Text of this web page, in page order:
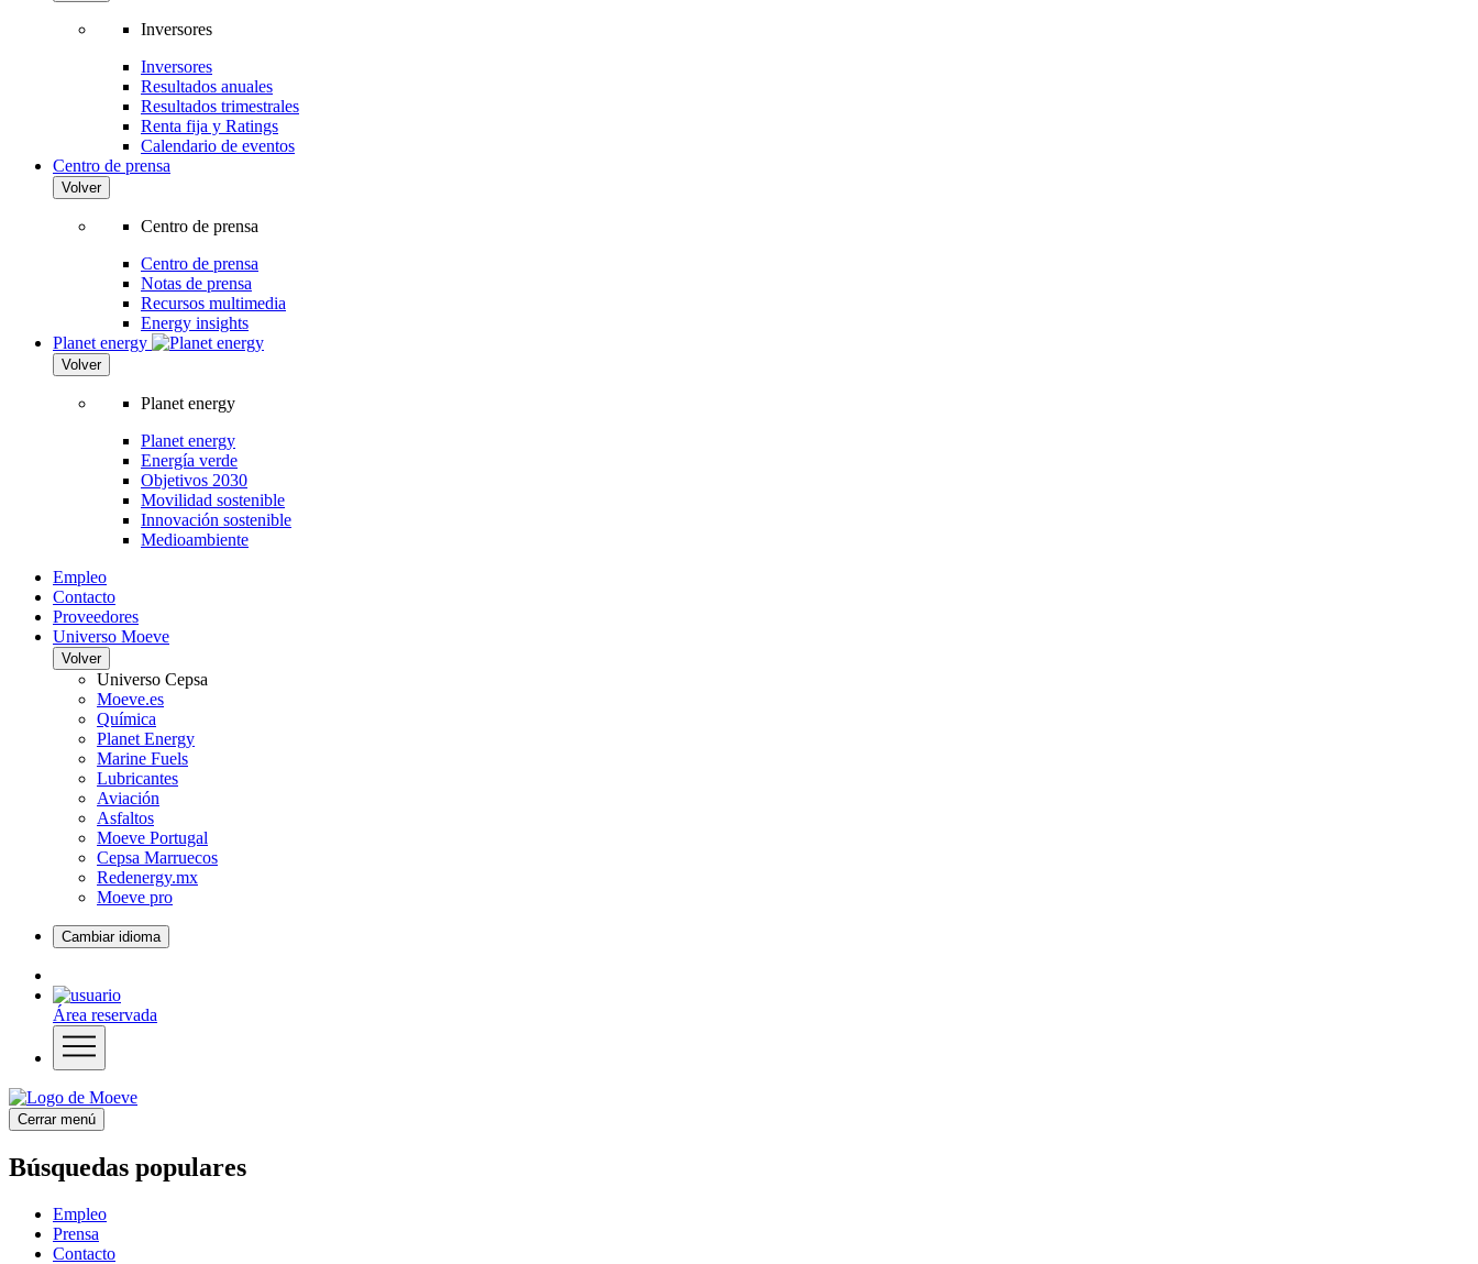
Inversores
Inversores
Resultados anuales
Resultados trimestrales
Renta fija y Ratings
Calendario de eventos
Centro de prensa
Volver
Centro de prensa
Centro de prensa
Notas de prensa
Recursos multimedia
Energy insights
Planet energy
Volver
Planet energy
Planet energy
Energía verde
Objetivos 2030
Movilidad sostenible
Innovación sostenible
Medioambiente
Empleo
Contacto
Proveedores
Universo Moeve
Volver
Universo Cepsa
Moeve.es
Química
Planet Energy
Marine Fuels
Lubricantes
Aviación
Asfaltos
Moeve Portugal
Cepsa Marruecos
Redenergy.mx
Moeve pro
Cambiar idioma
Área reservada
Cerrar menú
Búsquedas populares
Empleo
Prensa
Contacto